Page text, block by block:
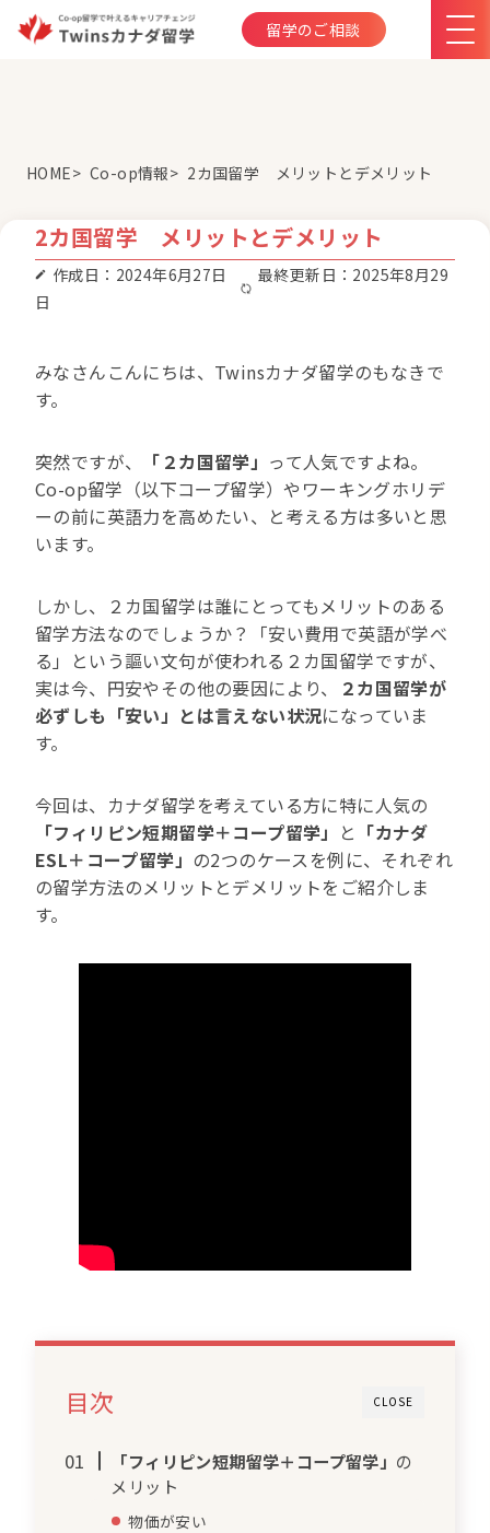
留学のご相談
HOME Co-op情報 2カ国留学 メリットとデメリット
2カ国留学 メリットとデメリット
作成日：2024年6月27日
最終更新日：2025年8月29
日
みなさんこんにちは、Twinsカナダ留学のもなきで
す。
突然ですが、 「２カ国留学」 って人気ですよね。
Co-op留学（以下コープ留学）やワーキングホリデ
ーの前に英語力を高めたい、と考える方は多いと思
います。
しかし、２カ国留学は誰にとってもメリットのある
留学方法なのでしょうか？「安い費用で英語が学べ
る」という謳い文句が使われる２カ国留学ですが、
実は今、円安やその他の要因により、
２カ国留学が
必ずしも「安い」とは言えない状況になっていま
す。
今回は、カナダ留学を考えている方に特に人気の
「フィリピン短期留学＋コープ留学」 と 「カナダ
ESL＋コープ留学」 の2つのケースを例に、それぞれ
の留学方法のメリットとデメリットをご紹介しま
す。
CLOSE
目次
「フィリピン短期留学＋コープ留学」 の
メリット
物価が安い